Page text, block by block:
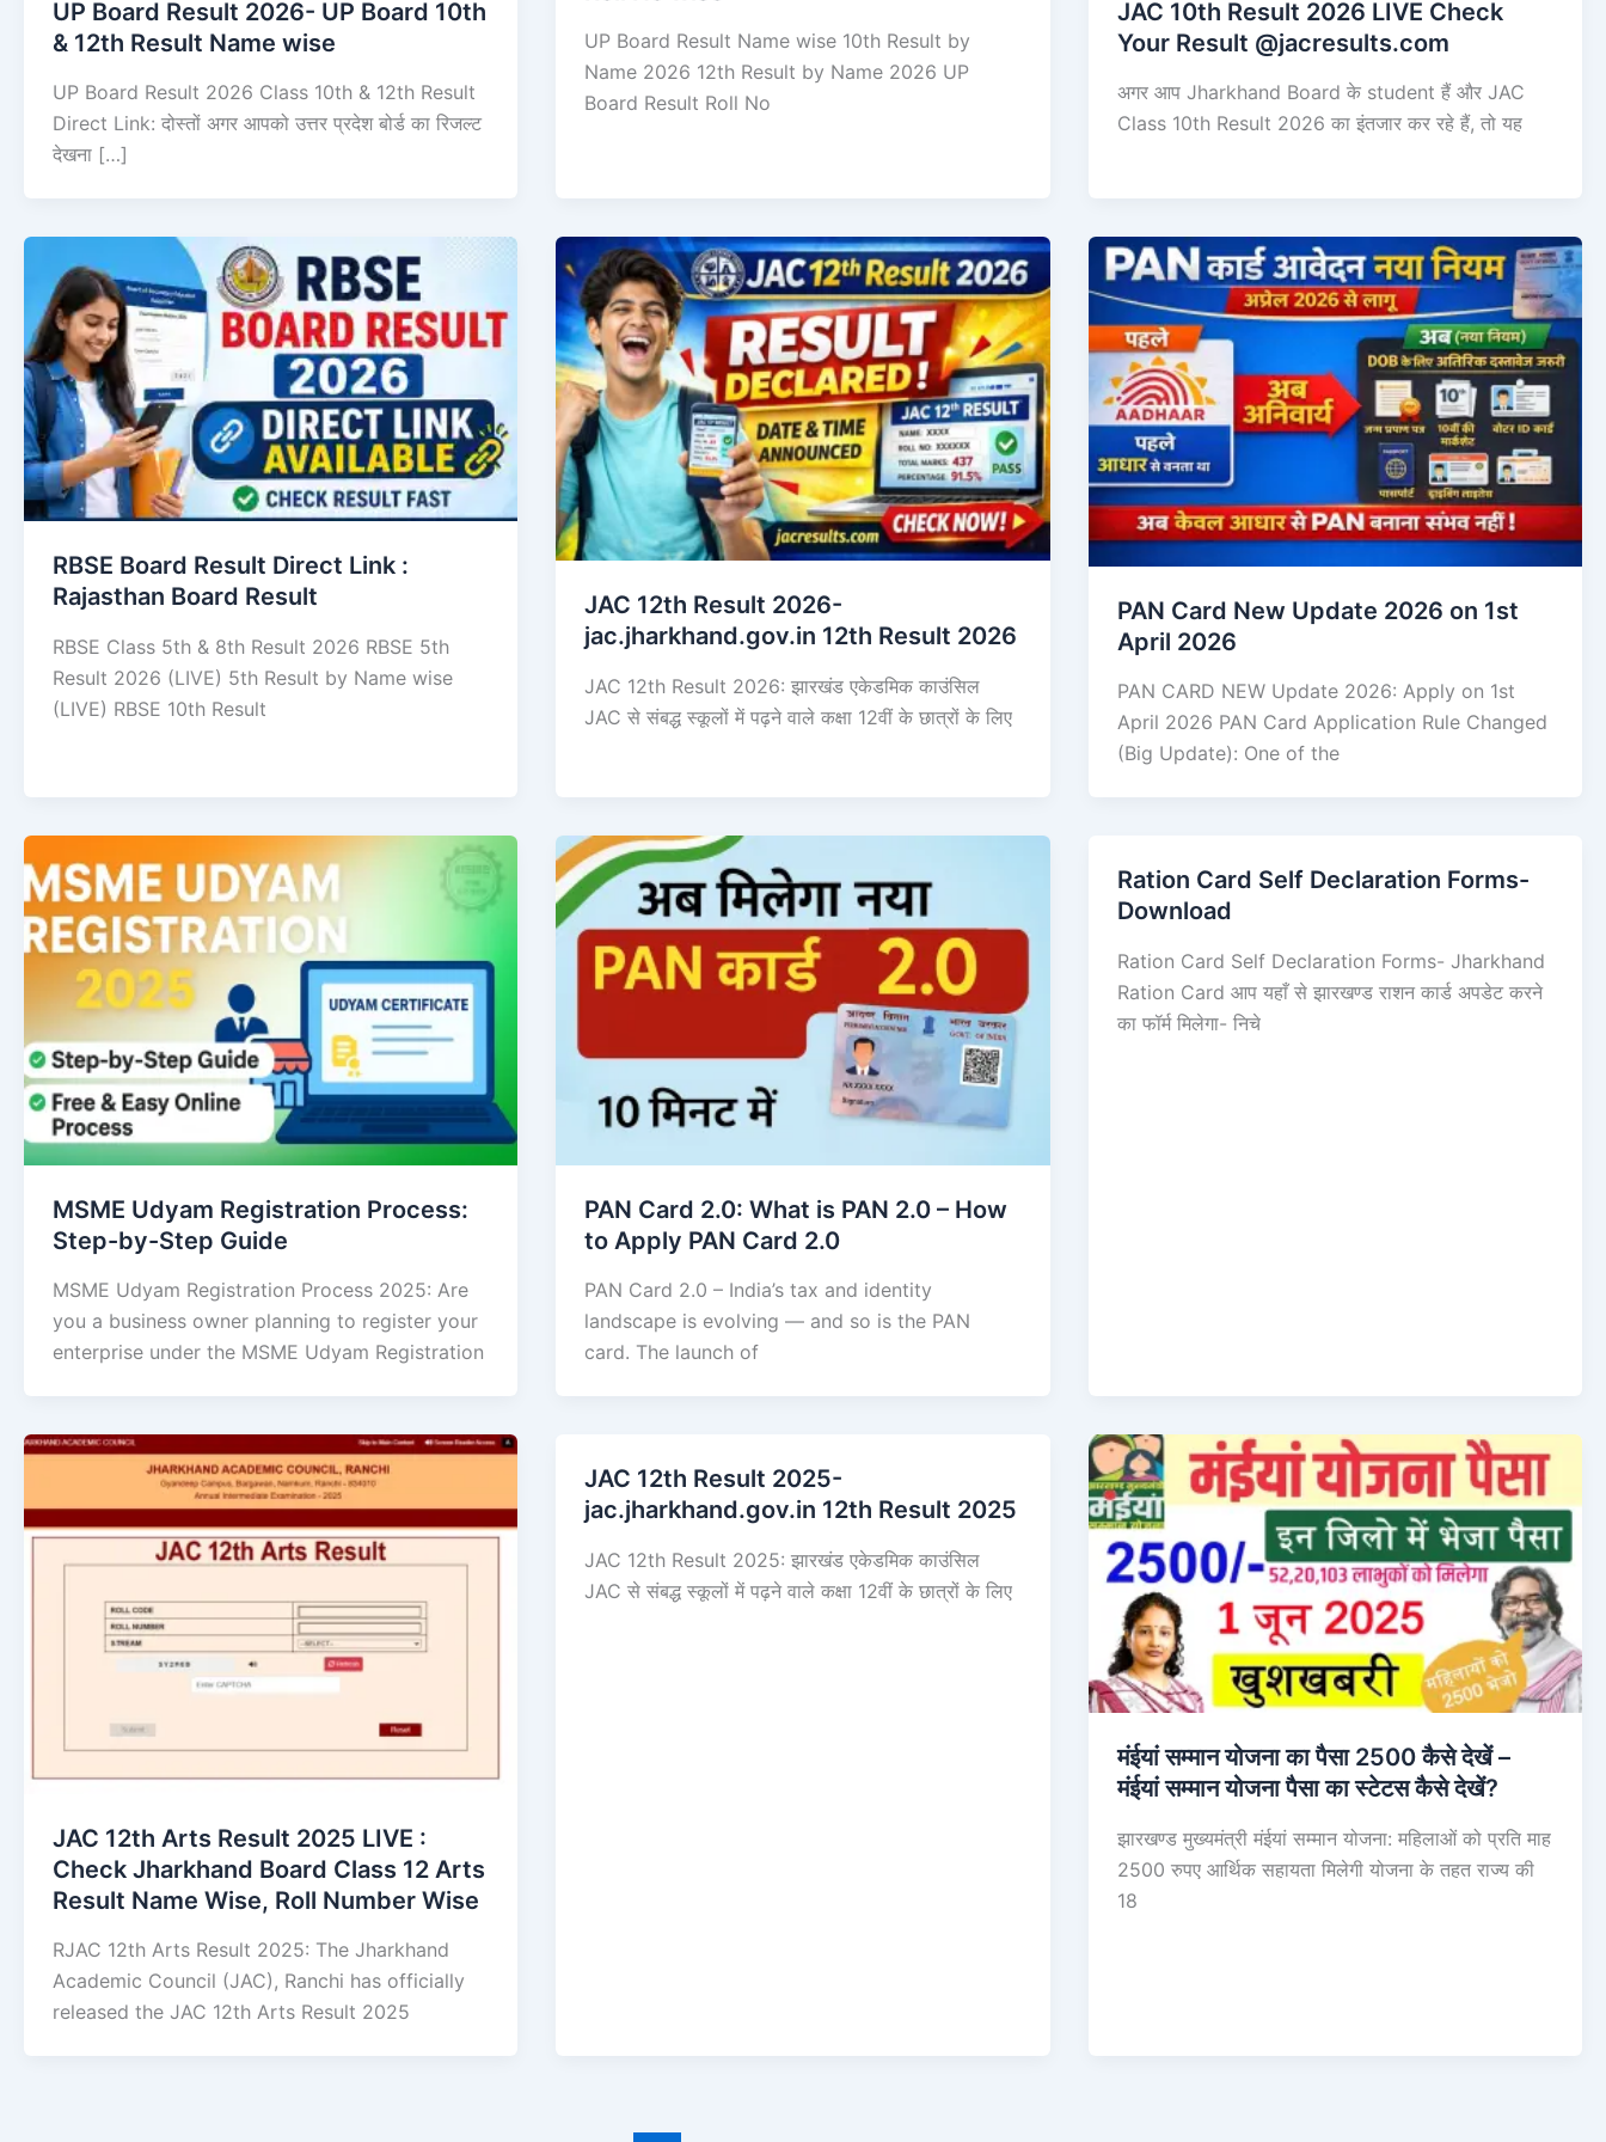
UP Board Result 2026- UP Board 10th
& 12th Result Name wise
UP Board Result 2026 Class 10th & 12th Result
Direct Link: दोस्तों अगर आपको उत्तर प्रदेश बोर्ड का रिजल्ट
देखना […]
UP Board Result Name wise 10th Result by
Name 2026 12th Result by Name 2026 UP
Board Result Roll No
JAC 10th Result 2026 LIVE Check
Your Result @jacresults.com
अगर आप Jharkhand Board के student हैं और JAC
Class 10th Result 2026 का इंतजार कर रहे हैं, तो यह
RBSE Board Result Direct Link : ​
Rajasthan Board Result
RBSE Class 5th & 8th Result 2026 RBSE 5th
Result 2026 (LIVE) 5th Result by Name wise
(LIVE) RBSE 10th Result
JAC 12th Result 2026-
jac.jharkhand.gov.in 12th Result 2026
JAC 12th Result 2026: झारखंड एकेडमिक काउंसिल
JAC से संबद्ध स्कूलों में पढ़ने वाले कक्षा 12वीं के छात्रों के लिए
PAN Card New Update 2026 on 1st
April 2026
PAN CARD NEW Update 2026: Apply on 1st
April 2026 PAN Card Application Rule Changed
(Big Update): One of the
MSME Udyam Registration Process:
Step-by-Step Guide
MSME Udyam Registration Process 2025: Are
you a business owner planning to register your
enterprise under the MSME Udyam Registration
PAN Card 2.0: What is PAN 2.0 – How
to Apply PAN Card 2.0
PAN Card 2.0 – India’s tax and identity
landscape is evolving — and so is the PAN
card. The launch of
Ration Card Self Declaration Forms-
Download
Ration Card Self Declaration Forms- Jharkhand
Ration Card आप यहाँ से झारखण्ड राशन कार्ड अपडेट करने
का फॉर्म मिलेगा- निचे
JAC 12th Arts Result 2025 LIVE :
Check Jharkhand Board Class 12 Arts
Result Name Wise, Roll Number Wise
RJAC 12th Arts Result 2025: The Jharkhand
Academic Council (JAC), Ranchi has officially
released the JAC 12th Arts Result 2025
JAC 12th Result 2025-
jac.jharkhand.gov.in 12th Result 2025
JAC 12th Result 2025: झारखंड एकेडमिक काउंसिल
JAC से संबद्ध स्कूलों में पढ़ने वाले कक्षा 12वीं के छात्रों के लिए
मंईयां सम्मान योजना का पैसा 2500 कैसे देखें –
मंईयां सम्मान योजना पैसा का स्टेटस कैसे देखें?
झारखण्ड मुख्यमंत्री मंईयां सम्मान योजना: महिलाओं को प्रति माह
2500 रुपए आर्थिक सहायता मिलेगी योजना के तहत राज्य की
18